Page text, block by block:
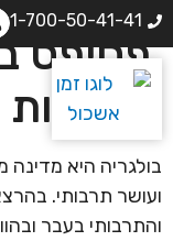
1-700-50-41-41
פסיפס
בולגריה היא מדינה
ועושר תרבותי.
והתרבותי בעבר